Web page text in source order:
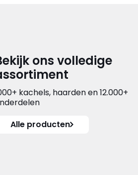
ons volledige
kachels, haarden en 12.000+
Alle producten